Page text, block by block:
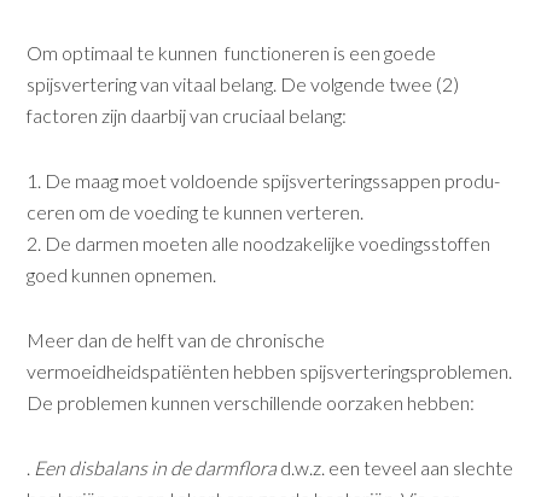
Om optimaal te kunnen functioneren is een goede
spijsvertering van vitaal belang. De volgende twee (2)
factoren zijn daarbij van cruciaal belang:
1. De maag moet voldoende spijsverteringssappen produ­
ceren om de voeding te kunnen verteren.
2. De darmen moeten alle noodzakelijke voedingsstoffen
goed kunnen opnemen.
Meer dan de helft van de chronische
vermoeidheidspatiënten hebben spijsverteringsproblemen.
De problemen kunnen verschillende oorza­ken hebben:
. Een disbalans in de darmflora d.w.z. een teveel aan slechte